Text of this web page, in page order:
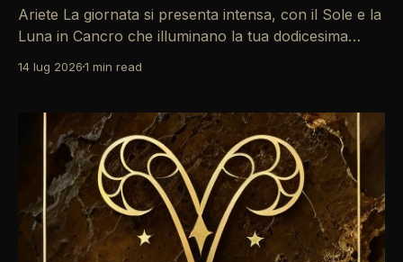
Ariete La giornata si presenta intensa, con il Sole e la
Luna in Cancro che illuminano la tua dodicesima
Attenzione però a Mercurio retrogrado, che
momento di dedicarti a te stesso e di riorganizzare i
14 lug 20261 min read